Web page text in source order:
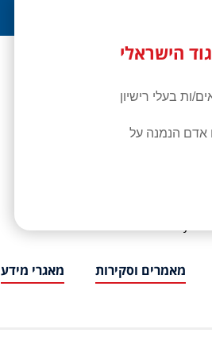
ויתר לחץ דם
ISNH – The Israeli Society
מאמרים וסקירות מאגרי מידע
הישראלי
ות בעלי רישיון
אדם הנמנה על